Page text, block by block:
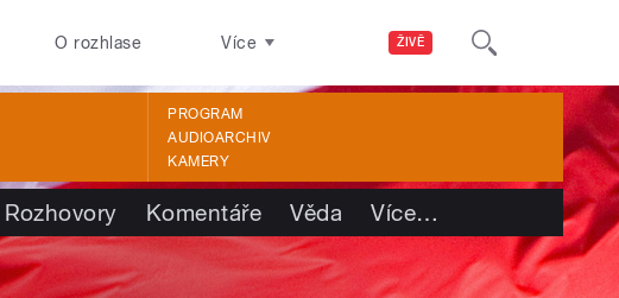
ŽIVĚ
O rozhlase Více
PROGRAM
AUDIOARCHIV
KAMERY
Rozhovory Komentáře Věda Více…